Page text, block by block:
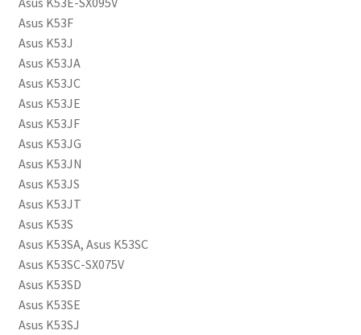
Asus K53F
Asus K53J
Asus K53JA
Asus K53JC
Asus K53JE
Asus K53JF
Asus K53JG
Asus K53JN
Asus K53JS
Asus K53JT
Asus K53S
Asus K53SA, Asus K53SC
Asus K53SC-SX075V
Asus K53SD
Asus K53SE
Asus K53SJ